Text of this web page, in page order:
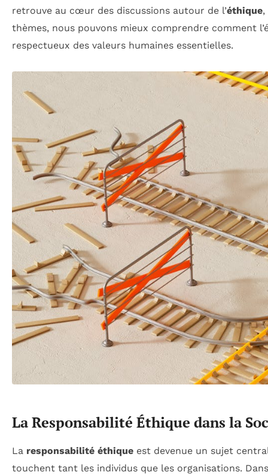
retrouve au cœur des discussions autour de l’éthique,
thèmes, nous pouvons mieux comprendre comment
respectueux des valeurs humaines essentielles.
La Responsabilité Éthique dans la
La responsabilité éthique est devenue un sujet
touchent tant les individus que les organisations.